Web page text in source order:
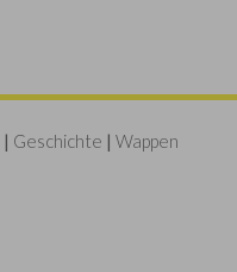
| Geschichte | Wappen